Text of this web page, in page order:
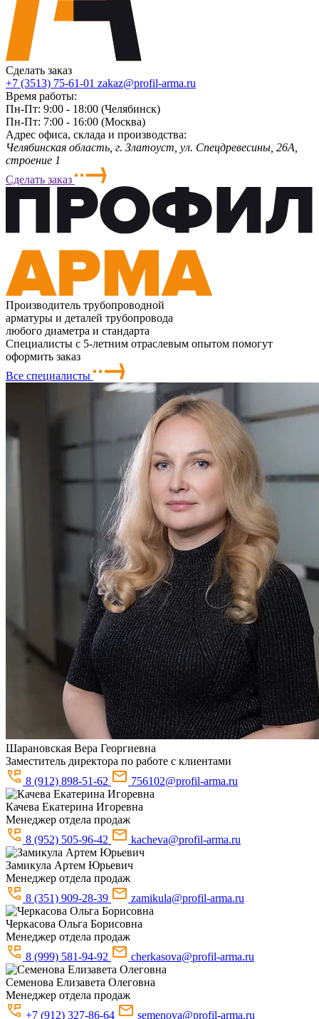
Сделать заказ
+7 (3513) 75-61-01 zakaz@profil-arma.ru
Время работы:
Пн-Пт: 9:00 - 18:00 (Челябинск)
Пн-Пт: 7:00 - 16:00 (Москва)
Адрес офиса, склада и производства:
Челябинская область, г. Злaтoycт, ул. Спецдревесины, 26А,
строение 1
Сделать заказ
Производитель трубопроводной
арматуры и деталей трубопровода
любого диаметра и стандарта
Специалисты с 5-летним отраслевым опытом помогут
оформить заказ
Все специалисты
Шарановская Вера Георгиевна
Заместитель директора по работе с клиентами
8 (912) 898-51-62
756102@profil-arma.ru
Качева Екатерина Игоревна
Менеджер отдела продаж
8 (952) 505-96-42
kacheva@profil-arma.ru
Замикула Артем Юрьевич
Менеджер отдела продаж
8 (351) 909-28-39
zamikula@profil-arma.ru
Черкасова Ольга Борисовна
Менеджер отдела продаж
8 (999) 581-94-92
cherkasova@profil-arma.ru
Семенова Елизавета Олеговна
Менеджер отдела продаж
+7 (912) 327-86-64
semenova@profil-arma.ru